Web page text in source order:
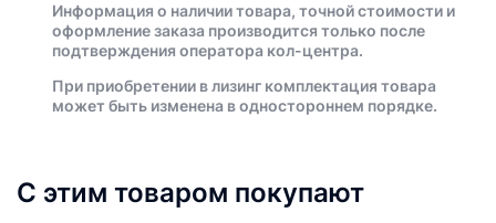
Информация о наличии товара, точной стоимости и
оформление заказа производится только после
подтверждения оператора кол-центра.
При приобретении в лизинг комплектация товара
может быть изменена в одностороннем порядке.
С этим товаром покупают